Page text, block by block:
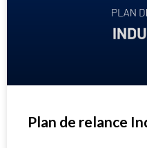
Plan de relance